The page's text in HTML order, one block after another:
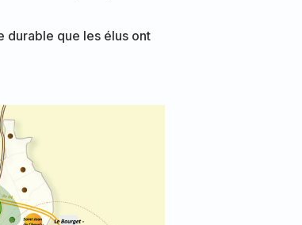
durable que les élus ont